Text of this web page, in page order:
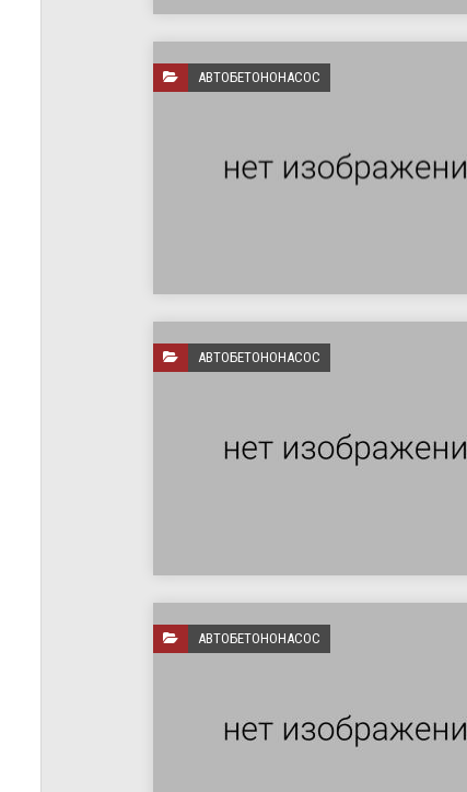
АВТОБЕТОНОНАСОС
АВТОБЕТОНОНАСОС
АВТОБЕТОНОНАСОС